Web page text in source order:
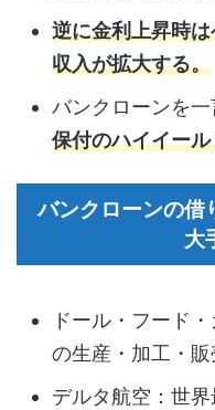
逆に金利上昇時
収入が拡大する。
バンクローンを一
保付のハイイー
バンクローンの借
大
ドール・フード
の生産・加工・販
デルタ航空：世